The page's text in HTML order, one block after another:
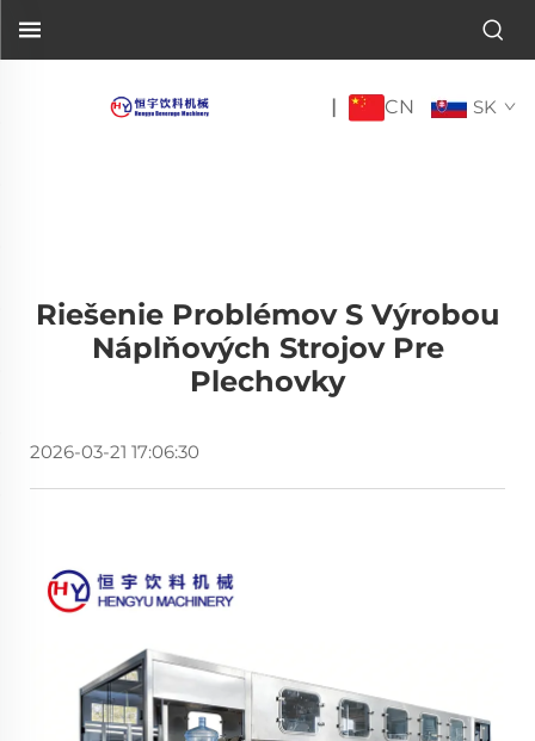
| CN SK
Riešenie Problémov S Výrobou
Náplňových Strojov Pre
Plechovky
2026-03-21 17:06:30